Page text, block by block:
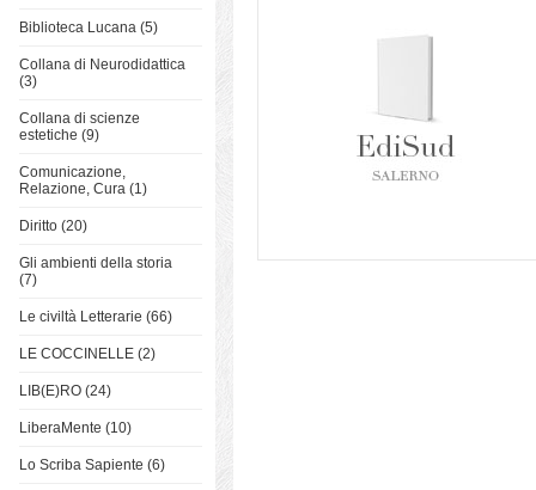
Biblioteca Lucana (5)
Collana di Neurodidattica
(3)
Collana di scienze
estetiche (9)
Comunicazione,
Relazione, Cura (1)
Diritto (20)
Gli ambienti della storia
(7)
Le civiltà Letterarie (66)
LE COCCINELLE (2)
LIB(E)RO (24)
LiberaMente (10)
Lo Scriba Sapiente (6)